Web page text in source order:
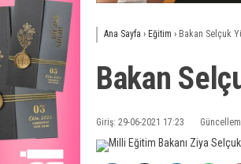
Ana Sayfa › Eğitim › Bakan Selçuk
Bakan
Giriş: 29-06-2021 17:23